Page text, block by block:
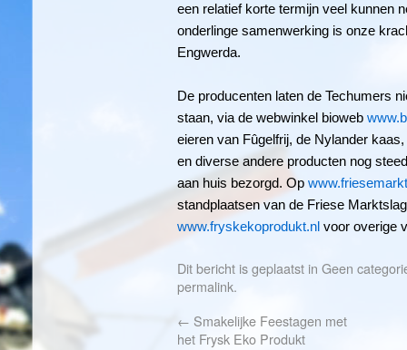
een relatief korte termijn veel kunnen
onderlinge samenwerking is onze
Engwerda.
De producenten laten de Techumers
staan, via de webwinkel bioweb
eieren van Fûgelfrij, de Nylander
en diverse andere producten nog
aan huis bezorgd. Op
standplaatsen van de Friese
www.fryskekoprodukt.nl voor overige
Dit bericht is geplaatst in Geen
permalink.
← Smakelijke Feestagen met
het Frysk Eko Produkt